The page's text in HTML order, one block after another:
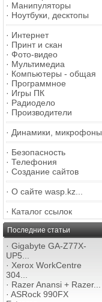
· Манипуляторы
· Ноутбуки, десктопы
· Интернет
· Принт и скан
· Фото-видео
· Мультимедиа
· Компьютеры - общая
· Программное
· Игры ПК
· Радиодело
· Производители
· Динамики, микрофоны
· Безопасность
· Телефония
· Создание сайтов
· О сайте wasp.kz...
· Каталог ссылок
Последние статьи
· Gigabyte GA-Z77X-
UP5...
· Xerox WorkCentre
304...
· Razer Anansi + Razer...
· ASRock 990FX